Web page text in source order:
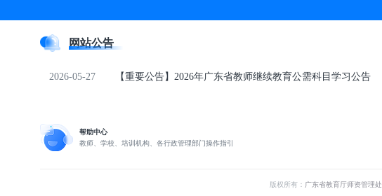
网站公告
2026-05-27 【重要公告】2026年广东省教师继续教育公需科目学习公告
帮助中心
教师、学校、培训机构、各行政管理部门操作指引
版权所有： 广东省教育厅师资管理处